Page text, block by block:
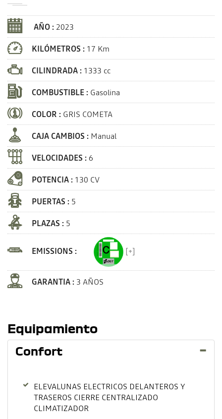
AÑO : 2023
KILÓMETROS : 17 Km
CILINDRADA : 1333 cc
COMBUSTIBLE : Gasolina
COLOR : GRIS COMETA
CAJA CAMBIOS : Manual
VELOCIDADES :6
POTENCIA : 130 CV
PUERTAS : 5
PLAZAS : 5
EMISSIONS : [+]
GARANTIA : 3 AÑOS
Equipamiento
Confort
ELEVALUNAS ELECTRICOS DELANTEROS Y
TRASEROS CIERRE CENTRALIZADO
CLIMATIZADOR